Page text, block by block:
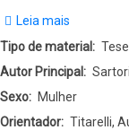
Leia mais
Clima
e
Percepção
Tipo de material
Autor Principal
Sexo
Mulher
Orientador
Titarelli,